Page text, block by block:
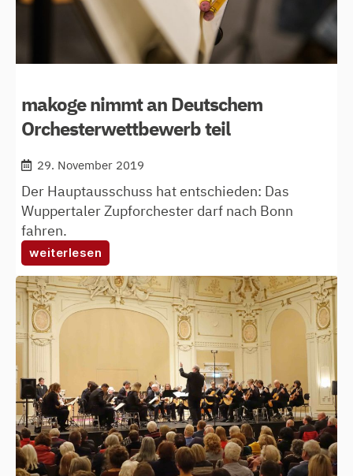
makoge nimmt an Deutschem
Orchesterwettbewerb teil
29. November 2019
Der Hauptausschuss hat entschieden: Das
Wuppertaler Zupforchester darf nach Bonn
fahren.
weiterlesen
makoge
nimmt
an
deutschem
orchesterwettbewerb